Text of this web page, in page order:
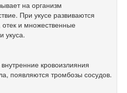
на организм
При укусе развиваются
и множественные
укуса.
кровоизлияния
появляются тромбозы сосудов.